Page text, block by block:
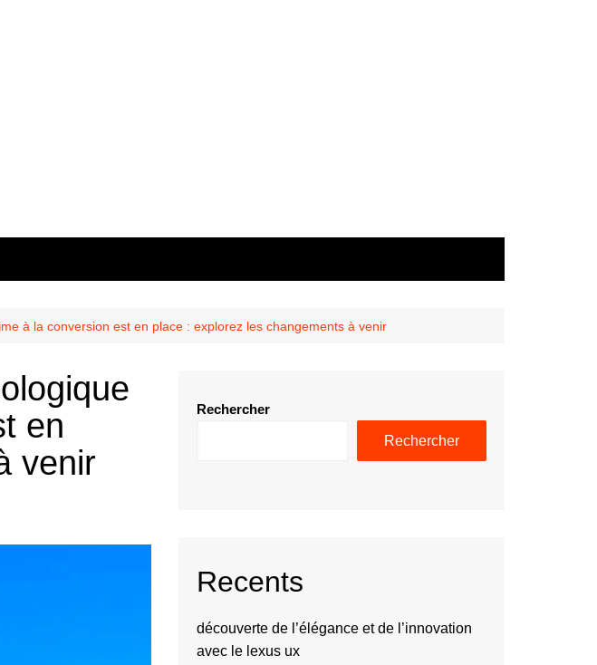
à la conversion est en place : explorez les changements à venir
en
venir
Rechercher
Rechercher
Recents
découverte de l’élégance et de l’innovation
avec le lexus ux